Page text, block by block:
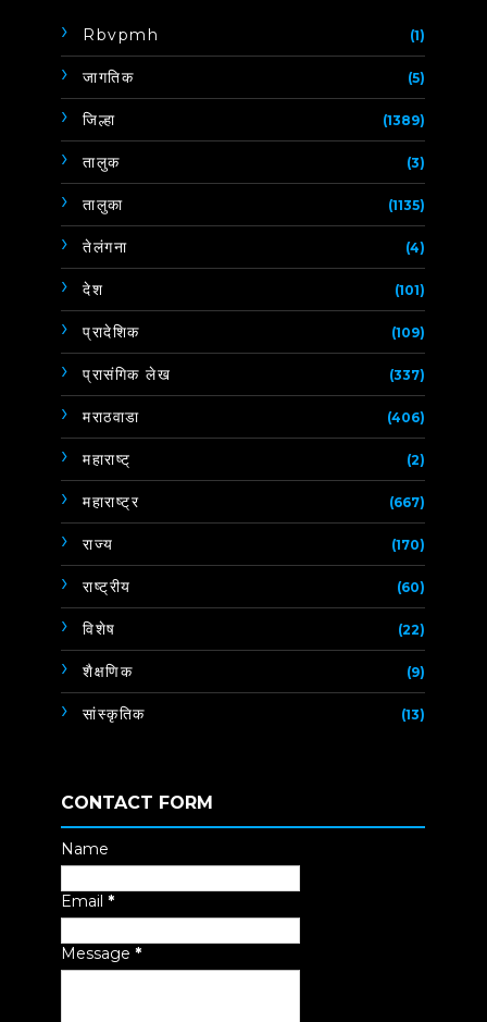
Rbvpmh (1)
जागतिक (5)
जिल्हा (1389)
तालुक (3)
तालुका (1135)
तेलंगना (4)
देश (101)
प्रादेशिक (109)
प्रासंगिक लेख (337)
मराठवाडा (406)
महाराष्ट् (2)
महाराष्ट्र (667)
राज्य (170)
राष्ट्रीय (60)
विशेष (22)
शैक्षणिक (9)
सांस्कृतिक (13)
CONTACT FORM
Name
Email *
Message *